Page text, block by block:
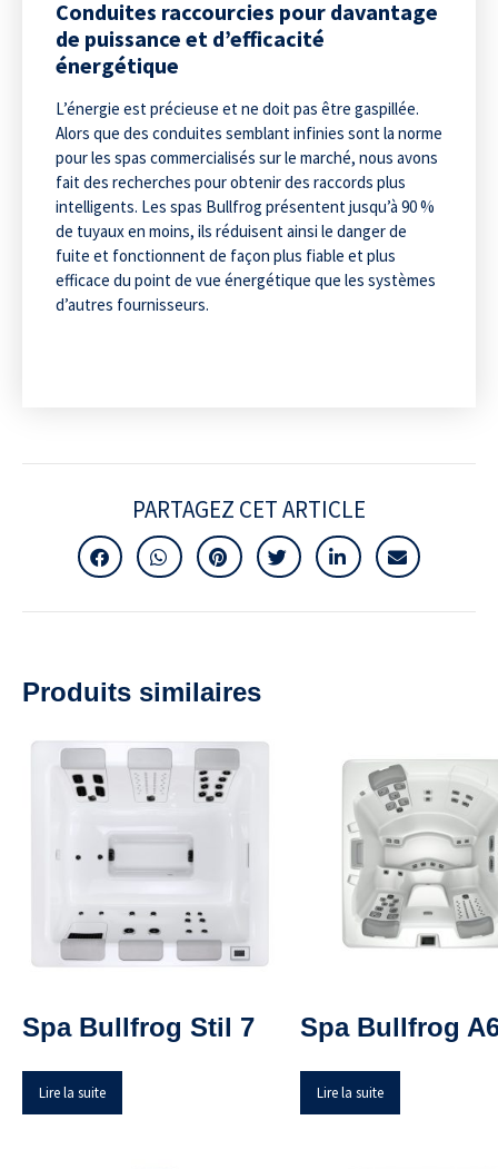
Conduites raccourcies pour davantage
de puissance et d’efficacité
énergétique
L’énergie est précieuse et ne doit pas être gaspillée.
Alors que des conduites semblant infinies sont la norme
pour les spas commercialisés sur le marché, nous avons
fait des recherches pour obtenir des raccords plus
intelligents. Les spas Bullfrog présentent jusqu’à 90 %
de tuyaux en moins, ils réduisent ainsi le danger de
fuite et fonctionnent de façon plus fiable et plus
efficace du point de vue énergétique que les systèmes
d’autres fournisseurs.
PARTAGEZ CET ARTICLE
Produits similaires
Spa Bullfrog Stil 7
Lire la suite
Spa Bullfrog
Lire la suite